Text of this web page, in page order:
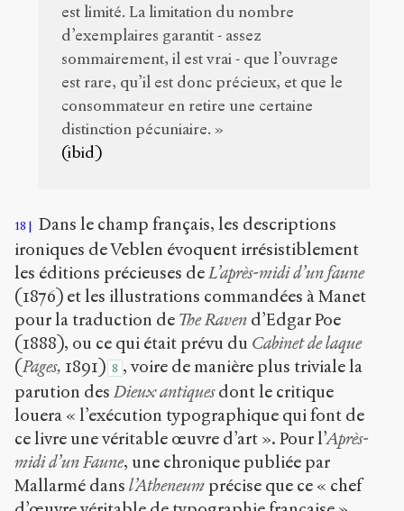
est limité. La limitation du nombre
d’exemplaires garantit - assez
sommairement, il est vrai - que l’ouvrage
est rare, qu’il est donc précieux, et que le
consommateur en retire une certaine
distinction pécuniaire. »
(ibid)
18
Dans le champ français, les descriptions
ironiques de Veblen évoquent irrésistiblement
les éditions précieuses deL’après-midi d’un faune
(1876) et les illustrations commandées à Manet
pour la traduction de The Raven d’Edgar Poe
(1888), ou ce qui était prévu du Cabinet de laque
(Pages, 1891) 8 , voire de manière plus triviale la
parution des Dieux antiquesdont le critique
louera « l’exécution typographique qui font de
ce livre une véritable œuvre d’art ». Pour l’Après-
midi d’un Faune, une chronique publiée par
Mallarmé dans l’Atheneum précise que ce « chef